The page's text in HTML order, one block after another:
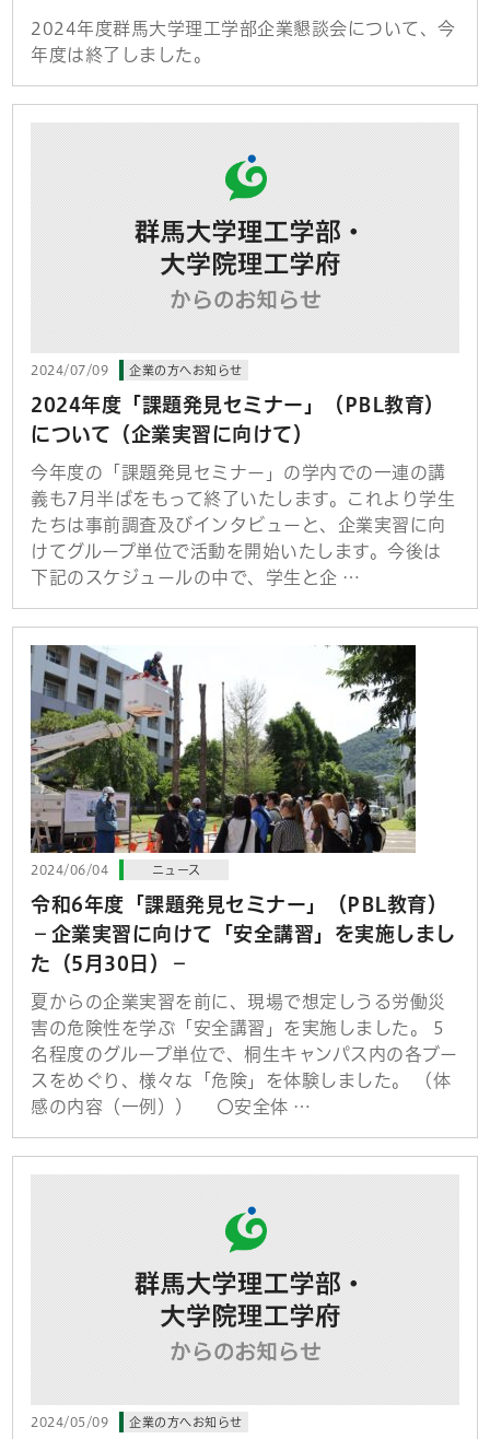
2024年度群馬大学理工学部企業懇談会について、今
年度は終了しました。
2024/07/09 企業の方へお知らせ
2024年度「課題発見セミナー」（PBL教育）
について（企業実習に向けて）
今年度の「課題発見セミナー」の学内での一連の講
義も7月半ばをもって終了いたします。これより学生
たちは事前調査及びインタビューと、企業実習に向
けてグループ単位で活動を開始いたします。今後は
下記のスケジュールの中で、学生と企 …
2024/06/04 ニュース
令和6年度「課題発見セミナー」（PBL教育）
－企業実習に向けて「安全講習」を実施しまし
た（5月30日）－
夏からの企業実習を前に、現場で想定しうる労働災
害の危険性を学ぶ「安全講習」を実施しました。 5
名程度のグループ単位で、桐生キャンパス内の各ブー
スをめぐり、様々な「危険」を体験しました。 （体
感の内容（一例）） 〇安全体 …
2024/05/09 企業の方へお知らせ